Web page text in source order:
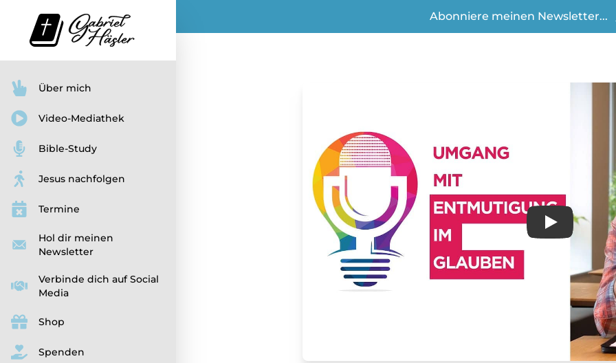
Abonniere meinen Newsletter...
Play
Video
Über mich
Video-Mediathek
Bible-Study
Jesus nachfolgen
Termine
Hol dir meinen
Newsletter
Verbinde dich auf Social
Media
Shop
Spenden